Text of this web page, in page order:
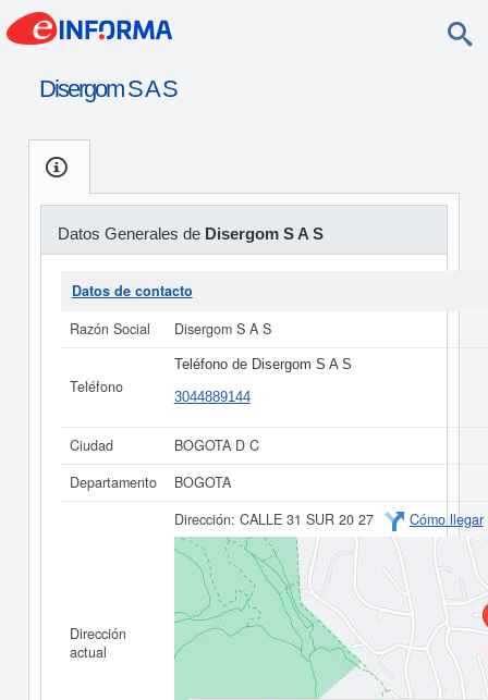
Disergom S A S
Datos Generales de Disergom S A S
Datos de contacto
Razón Social
Disergom S A S
Teléfono
Teléfono de Disergom S A S
3044889144
Ciudad
BOGOTA D C
Departamento
BOGOTA
Dirección
actual
Dirección: CALLE 31 SUR 20 27 Cómo llegar